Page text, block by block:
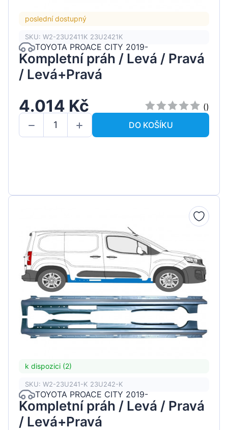
poslední dostupný
SKU: W2-23U2411K 23U2421K
TOYOTA PROACE CITY 2019-
Kompletní práh / Levá / Pravá
/ Levá+Pravá
4.014 Kč
()
DO KOŠÍKU
k dispozici (2)
SKU: W2-23U241-K 23U242-K
TOYOTA PROACE CITY 2019-
Kompletní práh / Levá / Pravá
/ Levá+Pravá